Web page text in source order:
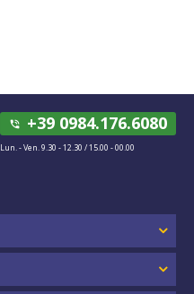
phone_in_talk +39 0984.176.6080
Lun. - Ven. 9.30 - 12.30 / 15.00 - 00.00